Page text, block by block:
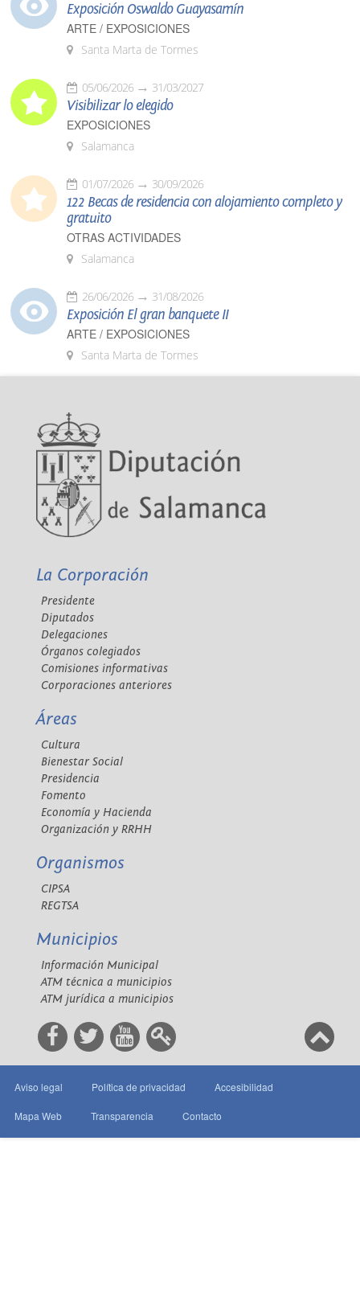
Exposición Oswaldo Guayasamín
ARTE / EXPOSICIONES
Santa Marta de Tormes
05/06/2026 31/03/2027
Visibilizar lo elegido
EXPOSICIONES
Salamanca
01/07/2026 30/09/2026
122 Becas de residencia con alojamiento completo y
gratuito
OTRAS ACTIVIDADES
Salamanca
26/06/2026 31/08/2026
Exposición El gran banquete II
ARTE / EXPOSICIONES
Santa Marta de Tormes
La Corporación
Presidente
Diputados
Delegaciones
Órganos colegiados
Comisiones informativas
Corporaciones anteriores
Áreas
Cultura
Bienestar Social
Presidencia
Fomento
Economía y Hacienda
Organización y RRHH
Organismos
CIPSA
REGTSA
Municipios
Información Municipal
ATM técnica a municipios
ATM jurídica a municipios
Aviso legal Política de privacidad Accesibilidad
Mapa Web Transparencia Contacto